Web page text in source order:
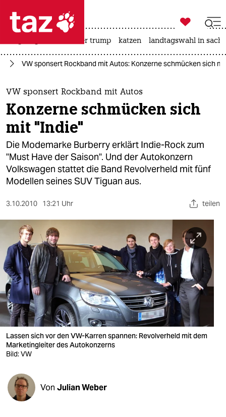
 taz zahl ich
taz zahl ich
themen
politik
öko
gesellschaft
kultur
sport
berlin
nord
wahrheit
verlag
verlag
veranstaltungen
shop
fragen & hilfe
unterstützen

taz zahl ich
usa unter trump katzen landtagswahl in
VW sponsert Rockband mit Autos: Konzerne schmücken sich
VW sponsert Rockband mit Autos
Konzerne schmücken sich
mit "Indie"
Die Modemarke Burberry erklärt Indie-Rock zum
"Must Have der Saison". Und der Autokonzern
Volkswagen stattet die Band Revolverheld mit fünf
Modellen seines SUV Tiguan aus.
3.10.2010 13:21 Uhr teilen
Lassen sich vor den VW-Karren spannen: Revolverheld mit dem
Marketingleiter des Autokonzerns
Bild: VW
Von Julian Weber